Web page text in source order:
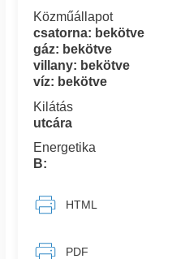
Közműállapot
csatorna: bekötve
gáz: bekötve
villany: bekötve
víz: bekötve
Kilátás
utcára
Energetika
B:
HTML
PDF